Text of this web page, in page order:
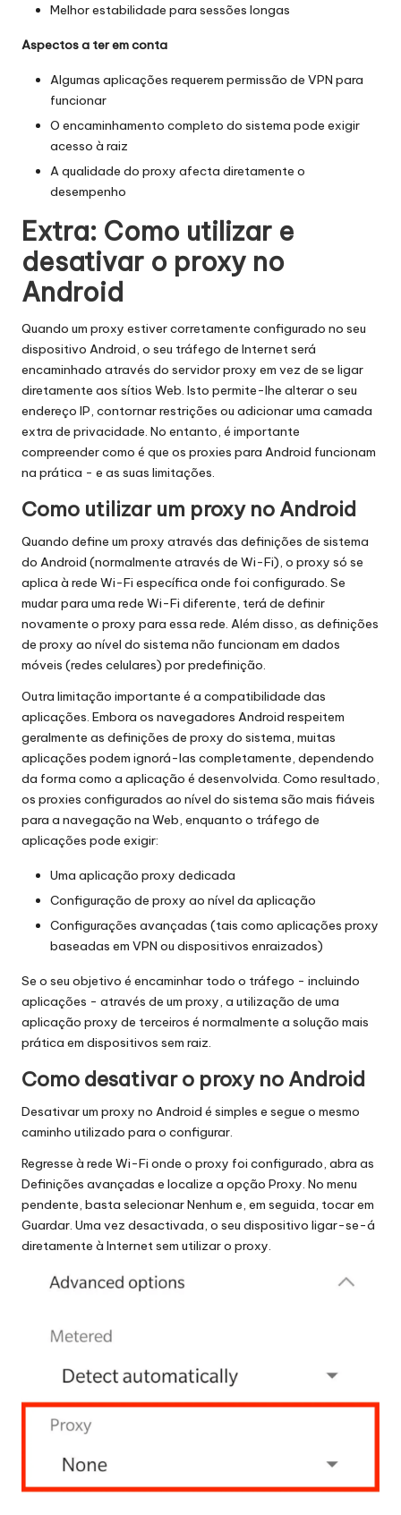
Melhor estabilidade para sessões longas
Aspectos a ter em conta
Algumas aplicações requerem permissão de VPN para
funcionar
O encaminhamento completo do sistema pode exigir
acesso à raiz
A qualidade do proxy afecta diretamente o
desempenho
Extra: Como utilizar e
desativar o proxy no
Android
Quando um proxy estiver corretamente configurado no seu
dispositivo Android, o seu tráfego de Internet será
encaminhado através do servidor proxy em vez de se ligar
diretamente aos sítios Web. Isto permite-lhe alterar o seu
endereço IP, contornar restrições ou adicionar uma camada
extra de privacidade. No entanto, é importante
compreender como é que os proxies para Android funcionam
na prática - e as suas limitações.
Como utilizar um proxy no Android
Quando define um proxy através das definições de sistema
do Android (normalmente através de Wi-Fi), o proxy só se
aplica à rede Wi-Fi específica onde foi configurado. Se
mudar para uma rede Wi-Fi diferente, terá de definir
novamente o proxy para essa rede. Além disso, as definições
de proxy ao nível do sistema não funcionam em dados
móveis (redes celulares) por predefinição.
Outra limitação importante é a compatibilidade das
aplicações. Embora os navegadores Android respeitem
geralmente as definições de proxy do sistema, muitas
aplicações podem ignorá-las completamente, dependendo
da forma como a aplicação é desenvolvida. Como resultado,
os proxies configurados ao nível do sistema são mais fiáveis
para a navegação na Web, enquanto o tráfego de
aplicações pode exigir:
Uma aplicação proxy dedicada
Configuração de proxy ao nível da aplicação
Configurações avançadas (tais como aplicações proxy
baseadas em VPN ou dispositivos enraizados)
Se o seu objetivo é encaminhar todo o tráfego - incluindo
aplicações - através de um proxy, a utilização de uma
aplicação proxy de terceiros é normalmente a solução mais
prática em dispositivos sem raiz.
Como desativar o proxy no Android
Desativar um proxy no Android é simples e segue o mesmo
caminho utilizado para o configurar.
Regresse à rede Wi-Fi onde o proxy foi configurado, abra as
Definições avançadas e localize a opção Proxy. No menu
pendente, basta selecionar Nenhum e, em seguida, tocar em
Guardar. Uma vez desactivada, o seu dispositivo ligar-se-á
diretamente à Internet sem utilizar o proxy.